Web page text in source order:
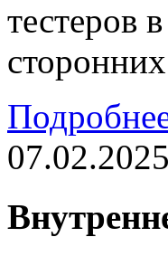
тестеров
07.02.2025